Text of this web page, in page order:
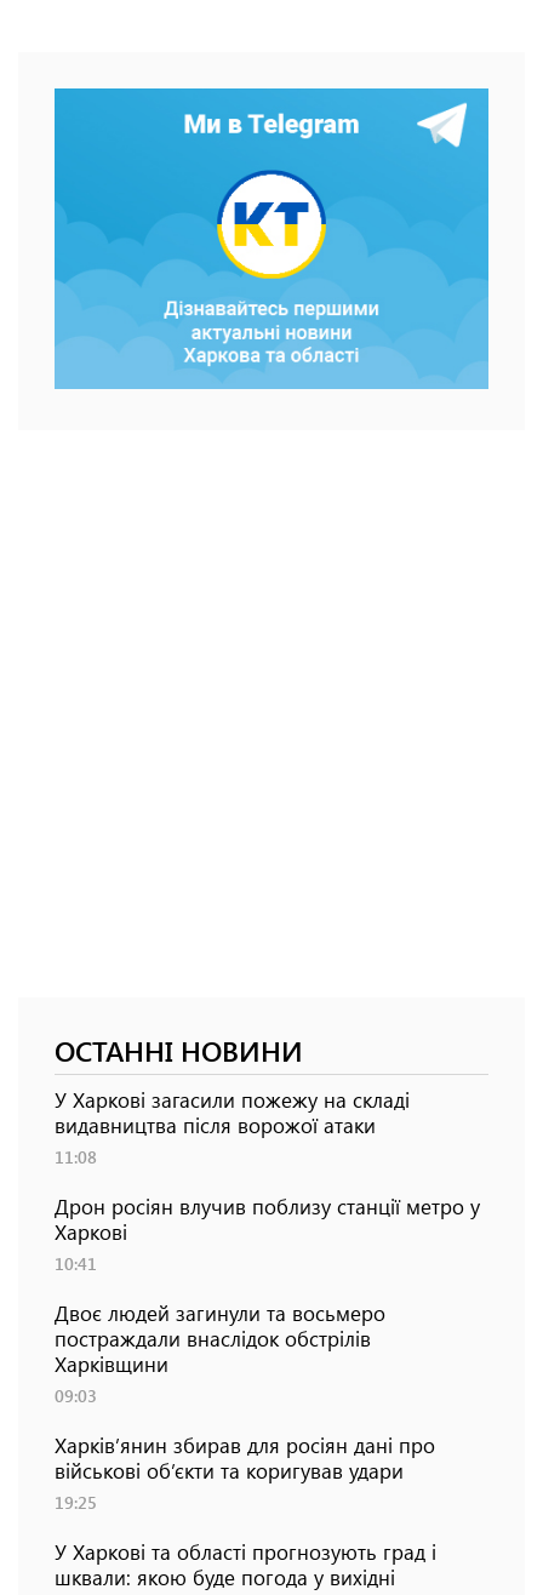
ОСТАННІ НОВИНИ
У Харкові загасили пожежу на складі
видавництва після ворожої атаки
11:08
Дрон росіян влучив поблизу станції метро у
Харкові
10:41
Двоє людей загинули та восьмеро
постраждали внаслідок обстрілів
Харківщини
09:03
Харків’янин збирав для росіян дані про
військові об’єкти та коригував удари
19:25
У Харкові та області прогнозують град і
шквали: якою буде погода у вихідні